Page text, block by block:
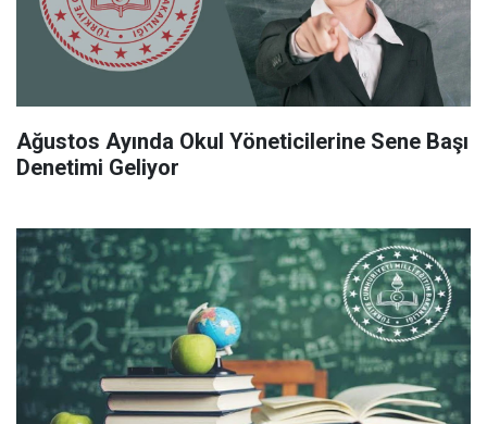
Ağustos Ayında Okul Yöneticilerine Sene Başı
Denetimi Geliyor